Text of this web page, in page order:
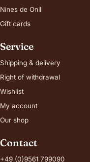
Nines de Onil
Gift cards
Service
Shipping & delivery
Right of withdrawal
Wishlist
My account
Our shop
Contact
+49 (0)9561 799090